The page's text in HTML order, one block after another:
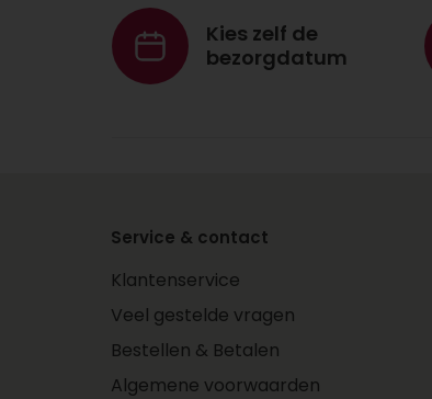
Kies zelf de
bezorgdatum
Service & contact
Klantenservice
Veel gestelde vragen
Bestellen & Betalen
Algemene voorwaarden